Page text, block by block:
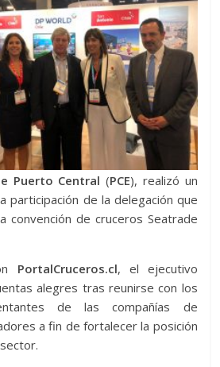
Puerto Central (PCE), realizó un
participación de la delegación que
convención de cruceros Seatrade
PortalCruceros.cl, el ejecutivo
alegres tras reunirse con los
de las compañías de
a fin de fortalecer la posición